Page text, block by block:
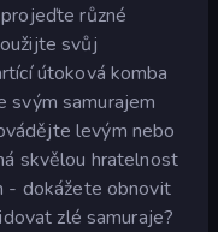
různé
svůj
útoková komba
svým samurajem
levým nebo
skvělou hratelnost
- dokážete obnovit
zlé samuraje?